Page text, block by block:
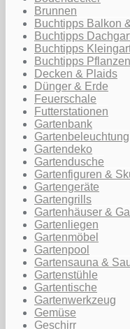
Brunnen
Buchtipps Balkon
Buchtipps
Buchtipps
Buchtipps Pflanzen
Decken & Plaids
Dünger & Erde
Feuerschale
Futterstationen
Gartenbank
Gartenbeleuchtung
Gartendeko
Gartendusche
Gartenfiguren &
Gartengeräte
Gartengrills
Gartenhäuser &
Gartenliegen
Gartenmöbel
Gartenpool
Gartensauna &
Gartenstühle
Gartentische
Gartenwerkzeug
Gemüse
Geschirr